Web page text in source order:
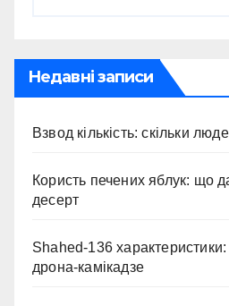
Недавні записи
Взвод кількість: скільки
Користь печених яблук: що
десерт
Shahed-136
дрона-камікадзе